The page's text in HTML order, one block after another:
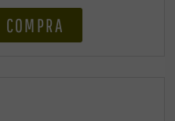
COMPRA